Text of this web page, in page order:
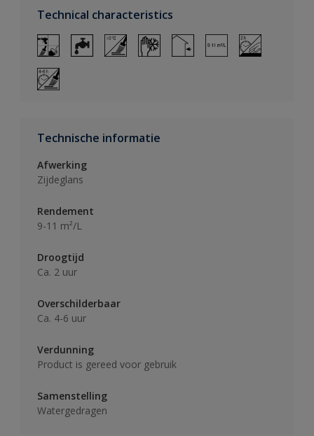
Technical characteristics
Technische informatie
Afwerking
Zijdeglans
Rendement
9-11 m²/L
Droogtijd
Ca. 2 uur
Overschilderbaar
Ca. 4-6 uur
Verdunning
Product is gereed voor gebruik
Samenstelling
Watergedragen